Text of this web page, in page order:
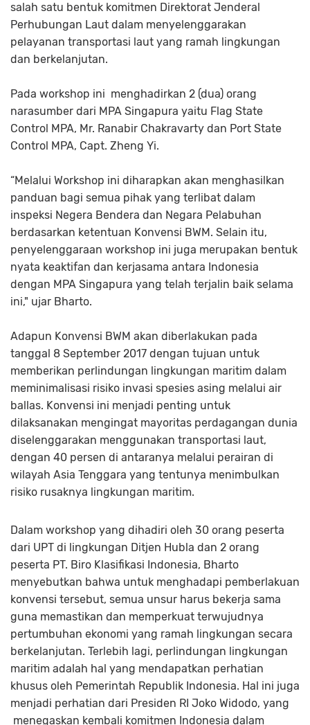
salah satu bentuk komitmen Direktorat Jenderal
Perhubungan Laut dalam menyelenggarakan
pelayanan transportasi laut yang ramah lingkungan
dan berkelanjutan.
Pada workshop ini menghadirkan 2 (dua) orang
narasumber dari MPA Singapura yaitu Flag State
Control MPA, Mr. Ranabir Chakravarty dan Port State
Control MPA, Capt. Zheng Yi.
“Melalui Workshop ini diharapkan akan menghasilkan
panduan bagi semua pihak yang terlibat dalam
inspeksi Negera Bendera dan Negara Pelabuhan
berdasarkan ketentuan Konvensi BWM. Selain itu,
penyelenggaraan workshop ini juga merupakan bentuk
nyata keaktifan dan kerjasama antara Indonesia
dengan MPA Singapura yang telah terjalin baik selama
ini," ujar Bharto.
Adapun Konvensi BWM akan diberlakukan pada
tanggal 8 September 2017 dengan tujuan untuk
memberikan perlindungan lingkungan maritim dalam
meminimalisasi risiko invasi spesies asing melalui air
ballas. Konvensi ini menjadi penting untuk
dilaksanakan mengingat mayoritas perdagangan dunia
diselenggarakan menggunakan transportasi laut,
dengan 40 persen di antaranya melalui perairan di
wilayah Asia Tenggara yang tentunya menimbulkan
risiko rusaknya lingkungan maritim.
Dalam workshop yang dihadiri oleh 30 orang peserta
dari UPT di lingkungan Ditjen Hubla dan 2 orang
peserta PT. Biro Klasifikasi Indonesia, Bharto
menyebutkan bahwa untuk menghadapi pemberlakuan
konvensi tersebut, semua unsur harus bekerja sama
guna memastikan dan memperkuat terwujudnya
pertumbuhan ekonomi yang ramah lingkungan secara
berkelanjutan. Terlebih lagi, perlindungan lingkungan
maritim adalah hal yang mendapatkan perhatian
khusus oleh Pemerintah Republik Indonesia. Hal ini juga
menjadi perhatian dari Presiden RI Joko Widodo, yang
menegaskan kembali komitmen Indonesia dalam